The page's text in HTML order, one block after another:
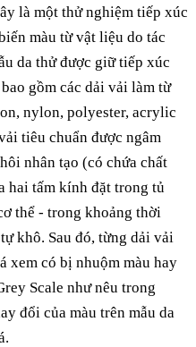
là một thử nghiệm tiếp xúc
màu từ vật liệu do tác
da thử được giữ tiếp xúc
gồm các dải vải làm từ
nylon, polyester, acrylic
tiêu chuẩn được ngâm
nhân tạo (có chứa chất
hai tấm kính đặt trong tủ
thể - trong khoảng thời
khô. Sau đó, từng dải vải
xem có bị nhuộm màu hay
Scale như nêu trong
đổi của màu trên mẫu da